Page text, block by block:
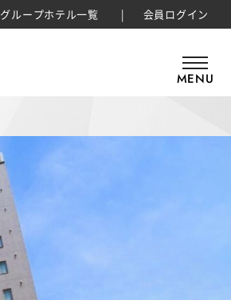
MENU
グループホテル一覧 会員ログイン